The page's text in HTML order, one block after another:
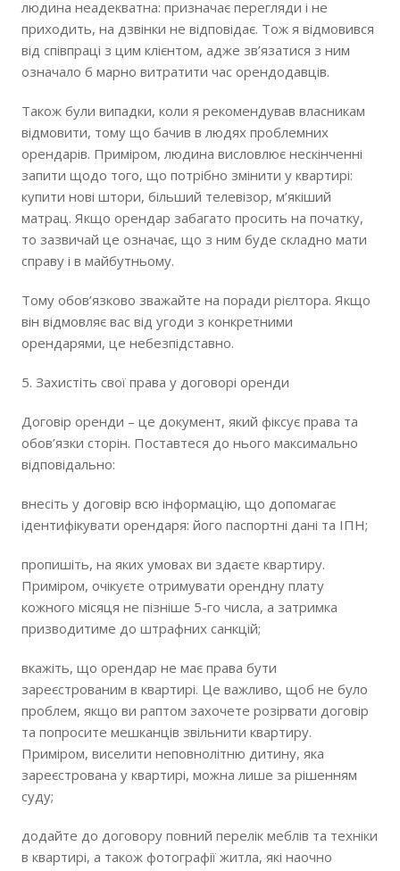
людина неадекватна: призначає перегляди і не
приходить, на дзвінки не відповідає. Тож я відмовився
від співпраці з цим клієнтом, адже зв’язатися з ним
означало б марно витратити час орендодавців.
Також були випадки, коли я рекомендував власникам
відмовити, тому що бачив в людях проблемних
орендарів. Приміром, людина висловлює нескінченні
запити щодо того, що потрібно змінити у квартирі:
купити нові штори, більший телевізор, м’якіший
матрац. Якщо орендар забагато просить на початку,
то зазвичай це означає, що з ним буде складно мати
справу і в майбутньому.
Тому обов’язково зважайте на поради рієлтора. Якщо
він відмовляє вас від угоди з конкретними
орендарями, це небезпідставно.
5. Захистіть свої права у договорі оренди
Договір оренди – це документ, який фіксує права та
обов’язки сторін. Поставтеся до нього максимально
відповідально:
внесіть у договір всю інформацію, що допомагає
ідентифікувати орендаря: його паспортні дані та ІПН;
пропишіть, на яких умовах ви здаєте квартиру.
Приміром, очікуєте отримувати орендну плату
кожного місяця не пізніше 5-го числа, а затримка
призводитиме до штрафних санкцій;
вкажіть, що орендар не має права бути
зареєстрованим в квартирі. Це важливо, щоб не було
проблем, якщо ви раптом захочете розірвати договір
та попросите мешканців звільнити квартиру.
Приміром, виселити неповнолітню дитину, яка
зареєстрована у квартирі, можна лише за рішенням
суду;
додайте до договору повний перелік меблів та техніки
в квартирі, а також фотографії житла, які наочно